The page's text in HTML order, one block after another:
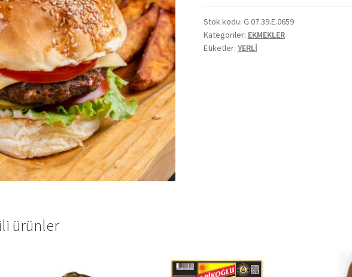
Stok kodu: G.07.39.E.0659
Kategoriler: EKMEKLER
Etiketler: YERLİ
ürünler